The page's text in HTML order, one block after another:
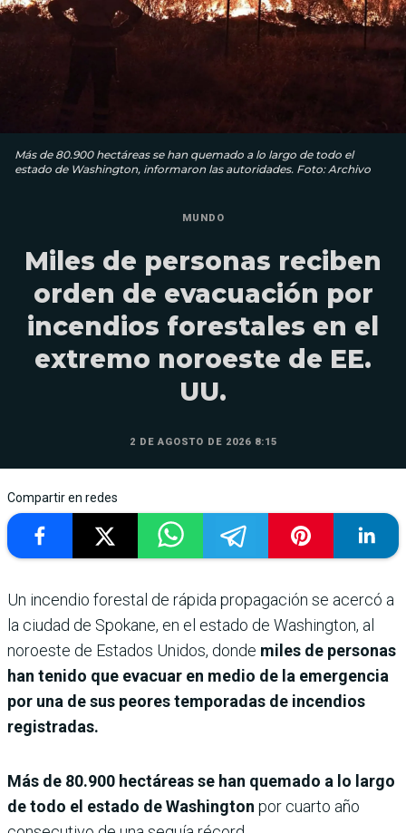
Más de 80.900 hectáreas se han quemado a lo largo de todo el
estado de Washington, informaron las autoridades. Foto: Archivo
MUNDO
Miles de personas reciben
orden de evacuación por
incendios forestales en el
extremo noroeste de EE.
UU.
2 DE AGOSTO DE 2026 8:15
Compartir en redes
Un incendio forestal de rápida propagación se acercó a
la ciudad de Spokane, en el estado de Washington, al
noroeste de Estados Unidos, donde miles de personas
han tenido que evacuar en medio de la emergencia
por una de sus peores temporadas de incendios
registradas.
Más de 80.900 hectáreas se han quemado a lo largo
de todo el estado de Washington por cuarto año